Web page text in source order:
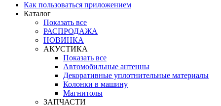
Как пользоваться приложением
Каталог
Показать все
РАСПРОДАЖА
НОВИНКА
АКУСТИКА
Показать все
Автомобильные антенны
Декоративные уплотнительные материалы
Колонки в машину
Магнитолы
ЗАПЧАСТИ